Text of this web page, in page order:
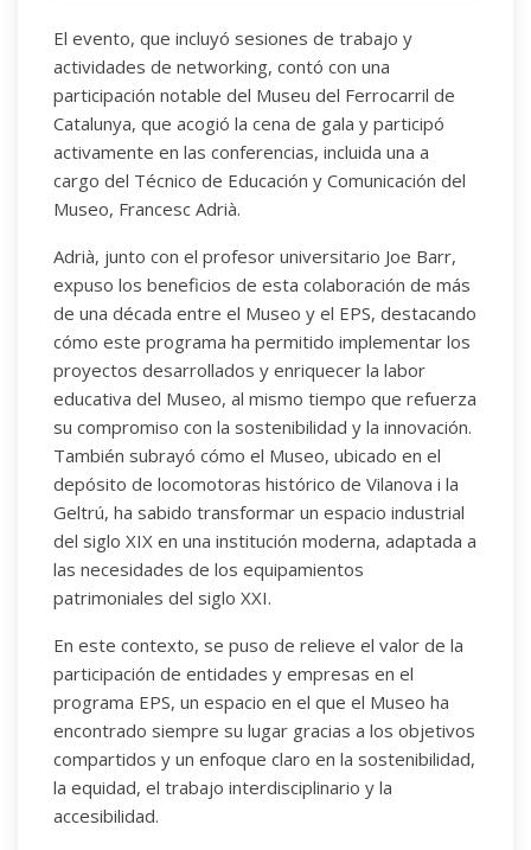
El evento, que incluyó sesiones de trabajo y
actividades de networking, contó con una
participación notable del Museu del Ferrocarril de
Catalunya, que acogió la cena de gala y participó
activamente en las conferencias, incluida una a
cargo del Técnico de Educación y Comunicación del
Museo, Francesc Adrià.
Adrià, junto con el profesor universitario Joe Barr,
expuso los beneficios de esta colaboración de más
de una década entre el Museo y el EPS, destacando
cómo este programa ha permitido implementar los
proyectos desarrollados y enriquecer la labor
educativa del Museo, al mismo tiempo que refuerza
su compromiso con la sostenibilidad y la innovación.
También subrayó cómo el Museo, ubicado en el
depósito de locomotoras histórico de Vilanova i la
Geltrú, ha sabido transformar un espacio industrial
del siglo XIX en una institución moderna, adaptada a
las necesidades de los equipamientos
patrimoniales del siglo XXI.
En este contexto, se puso de relieve el valor de la
participación de entidades y empresas en el
programa EPS, un espacio en el que el Museo ha
encontrado siempre su lugar gracias a los objetivos
compartidos y un enfoque claro en la sostenibilidad,
la equidad, el trabajo interdisciplinario y la
accesibilidad.